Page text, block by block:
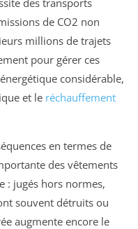
de CO2 non
millions de trajets
pour gérer ces
considérable,
et le réchauffement
en termes de
des vêtements
: jugés hors normes,
souvent détruits ou
augmente encore le